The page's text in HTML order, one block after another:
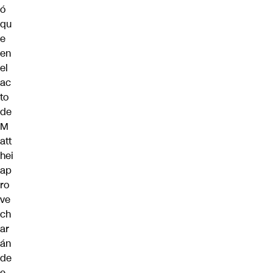
ó
qu
e
en
el
ac
to
de
M
att
hei
ap
ro
ve
ch
ar
án
de